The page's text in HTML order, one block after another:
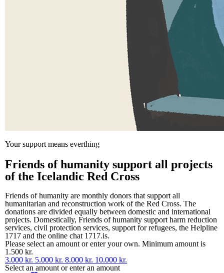
Your support means everthing
Friends of humanity support all projects
of the Icelandic Red Cross
Friends of humanity are monthly donors that support all
humanitarian and reconstruction work of the Red Cross. The
donations are divided equally between domestic and international
projects. Domestically, Friends of humanity support harm reduction
services, civil protection services, support for refugees, the Helpline
1717 and the online chat 1717.is.
Please select an amount or enter your own. Minimum amount is
1.500 kr.
3.000 kr. 5.000 kr. 8.000 kr. 10.000 kr.
Select an amount or enter an amount